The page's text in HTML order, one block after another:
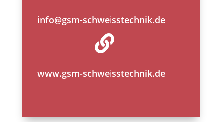
info@gsm-schweisstechnik.de

www.gsm-schweisstechnik.de